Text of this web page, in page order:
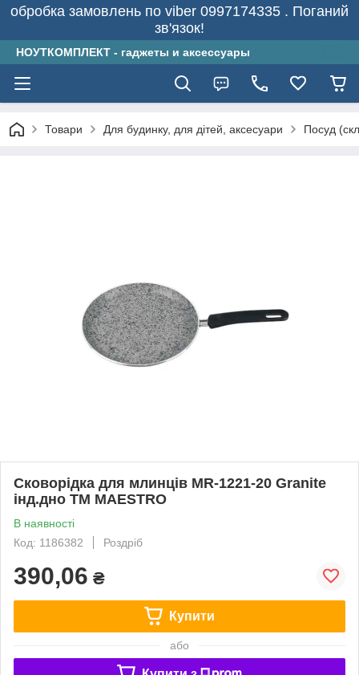
обробка замовлень по viber 0997174335 . Поганий
зв'язок!
НОУТКОМПЛЕКТ - гаджеты и аксессуары
Товари Для будинку, для дітей, аксесуари Посуд
Сковорідка для млинців MR-1221-20 Granite
інд.дно ТМ MAESTRO
В наявності
Код: 1186382
Роздріб
390,06 ₴
Купити
або